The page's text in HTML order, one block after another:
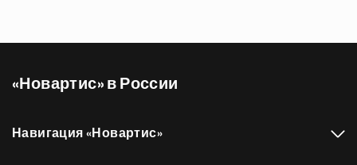
«Новартис» в России
Навигация «Новартис»